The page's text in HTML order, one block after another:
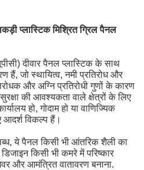
प्लास्टिक मिश्रित ग्रिल पैनल
दीवार पैनल प्लास्टिक के साथ
हैं, जो स्थायित्व, नमी प्रतिरोध और
और अग्नि प्रतिरोधी गुणों के कारण
की आवश्यकता वाले क्षेत्रों के लिए
हो, गोदाम हो या वाणिज्यिक
विकल्प हैं।
ये पैनल किसी भी आंतरिक शैली का
किसी भी कमरे में परिष्कार
और आमंत्रित वातावरण बनाना.